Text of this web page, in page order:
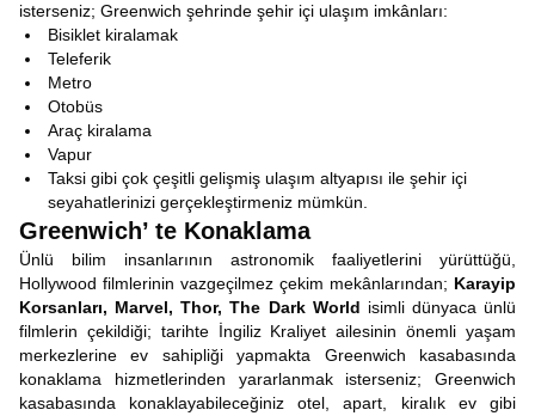
isterseniz; Greenwich şehrinde şehir içi ulaşım imkânları:
Bisiklet kiralamak
Teleferik
Metro
Otobüs
Araç kiralama
Vapur
Taksi gibi çok çeşitli gelişmiş ulaşım altyapısı ile şehir içi
seyahatlerinizi gerçekleştirmeniz mümkün.
Greenwich’ te Konaklama
Ünlü bilim insanlarının astronomik faaliyetlerini yürüttüğü,
Hollywood filmlerinin vazgeçilmez çekim mekânlarından; Karayip
Korsanları, Marvel, Thor, The Dark World isimli dünyaca ünlü
filmlerin çekildiği; tarihte İngiliz Kraliyet ailesinin önemli yaşam
merkezlerine ev sahipliği yapmakta Greenwich kasabasında
konaklama hizmetlerinden yararlanmak isterseniz; Greenwich
kasabasında konaklayabileceğiniz otel, apart, kiralık ev gibi